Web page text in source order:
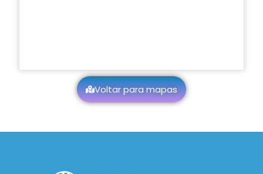
Voltar para mapas